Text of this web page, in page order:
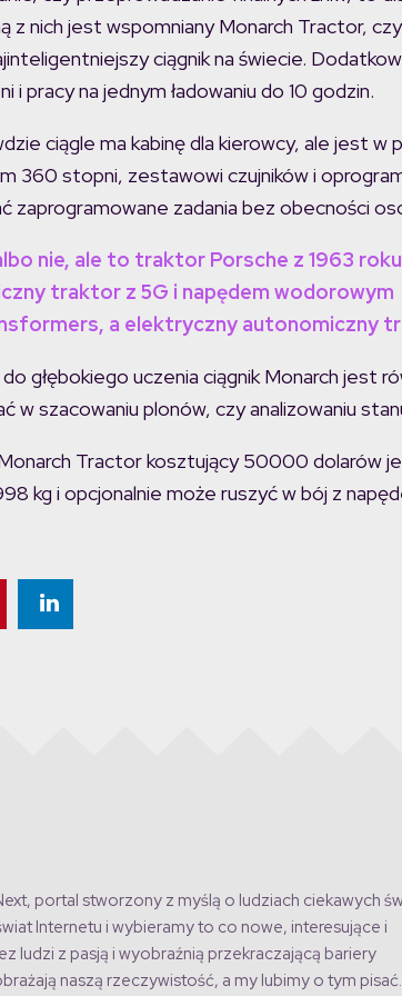
z nich jest wspomniany Monarch Tractor,
ciągnik na świecie.
i pracy na jednym ładowaniu do 10 godzin.
ciągle ma kabinę dla kierowcy, ale jest w
360 stopni, zestawowi czujników i
zaprogramowane zadania bez obecności
nie, ale to traktor Porsche z 1963 roku
traktor z 5G i napędem wodorowym
a elektryczny autonomiczny
głębokiego uczenia ciągnik Monarch jest
w szacowaniu plonów, czy analizowaniu
Tractor kosztujący 50000 dolarów
kg i opcjonalnie może ruszyć w bój z
portal stworzony z myślą o ludziach ciekawych
Internetu i wybieramy to co nowe, interesujące i
ludzi z pasją i wyobraźnią przekraczającą bariery
naszą rzeczywistość, a my lubimy o tym pisać.